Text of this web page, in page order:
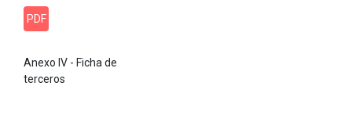
PDF
Anexo IV - Ficha de
terceros